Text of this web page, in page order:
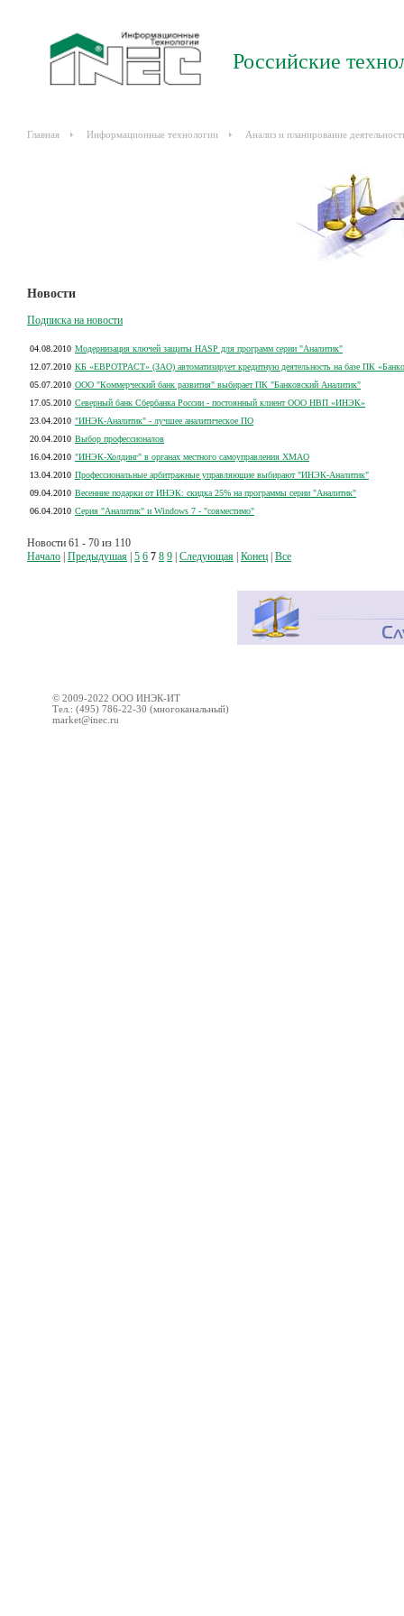
Российские
Главная Информационные технологии Анализ и планирование
Новости
Подписка на новости
04.08.2010 Модернизация ключей защиты HASP для программ серии "Аналитик"
12.07.2010 КБ «ЕВРОТРАСТ» (ЗАО) автоматизирует кредитную деятельность на базе ПК
05.07.2010 ООО "Коммерческий банк развития" выбирает ПК "Банковский Аналитик"
17.05.2010 Северный банк Сбербанка России - постоянный клиент ООО НВП «ИНЭК»
23.04.2010 "ИНЭК-Аналитик" - лучшее аналитическое ПО
20.04.2010 Выбор профессионалов
16.04.2010 "ИНЭК-Холдинг" в органах местного самоуправления ХМАО
13.04.2010 Профессиональные арбитражные управляющие выбирают "ИНЭК-Аналитик"
09.04.2010 Весенние подарки от ИНЭК: скидка 25% на программы серии "Аналитик"
06.04.2010 Серия "Аналитик" и Windows 7 - "совместимо"
Новости 61 - 70 из 110
Начало Предыдушая 5 6 7 8 9 Следующая Конец Все
© 2009-2022 ООО ИНЭК-ИТ
Тел.: (495) 786-22-30 (многоканальный)
market@inec.ru